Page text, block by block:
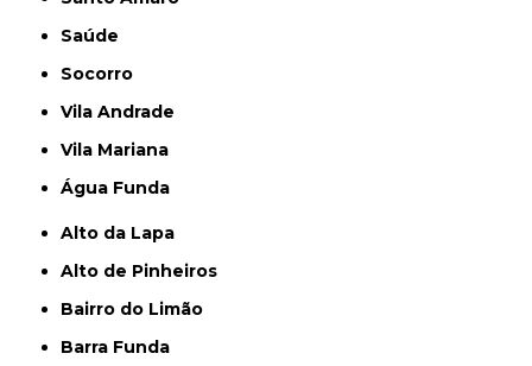
Saúde
Socorro
Vila Andrade
Vila Mariana
Água Funda
Alto da Lapa
Alto de Pinheiros
Bairro do Limão
Barra Funda